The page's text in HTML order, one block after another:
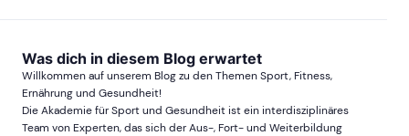
Was dich in diesem Blog erwartet
Willkommen auf unserem Blog zu den Themen Sport, Fitness,
Ernährung und Gesundheit!
Die Akademie für Sport und Gesundheit ist ein interdisziplinäres
Team von Experten, das sich der Aus-, Fort- und Weiterbildung